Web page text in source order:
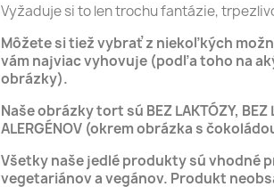
Vyžaduje si to len trochu fantázie,
Môžete si tiež vybrať z niekoľkých
vám najviac vyhovuje (podľa toho na
obrázky).
Naše obrázky tort sú BEZ LAKTÓZY, BEZ
ALERGÉNOV (okrem obrázka s
Všetky naše jedlé produkty sú vhodné
vegetariánov a vegánov. Produkt